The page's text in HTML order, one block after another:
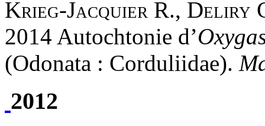
Krieg-Jacquier R., Deliry
2014 Autochtonie d’
(Odonata : Corduliidae).
2012